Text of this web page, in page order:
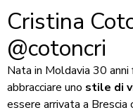
Cristina
@cotoncri
Nata in Moldavia 30 anni
abbracciare uno stile di
essere arrivata a Brescia